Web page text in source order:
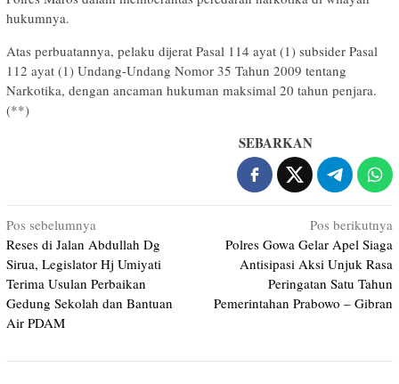
hukumnya.
Atas perbuatannya, pelaku dijerat Pasal 114 ayat (1) subsider Pasal
112 ayat (1) Undang-Undang Nomor 35 Tahun 2009 tentang
Narkotika, dengan ancaman hukuman maksimal 20 tahun penjara.
(**)
SEBARKAN
Navigasi
pos
Pos sebelumnya
Reses di Jalan Abdullah Dg
Sirua, Legislator Hj Umiyati
Terima Usulan Perbaikan
Gedung Sekolah dan Bantuan
Air PDAM
Pos berikutnya
Polres Gowa Gelar Apel Siaga
Antisipasi Aksi Unjuk Rasa
Peringatan Satu Tahun
Pemerintahan Prabowo – Gibran